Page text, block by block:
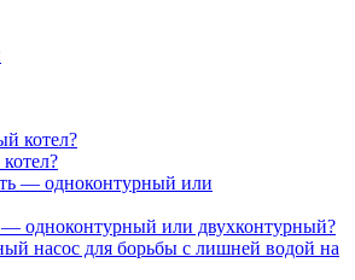
— одноконтурный или двухконтурный?